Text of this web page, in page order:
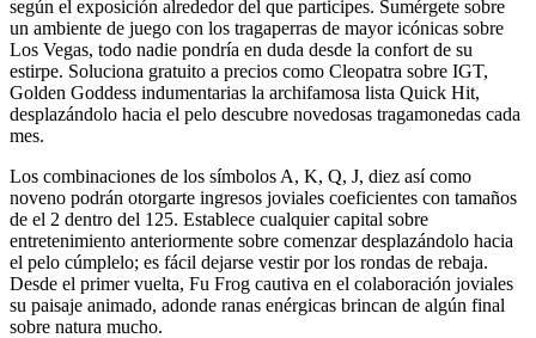
según el exposición alrededor del que participes. Sumérgete sobre
un ambiente de juego con los tragaperras de mayor icónicas sobre
Los Vegas, todo nadie pondrí­a en duda desde la confort de su
estirpe. Soluciona gratuito a precios como Cleopatra sobre IGT,
Golden Goddess indumentarias la archifamosa lista Quick Hit,
desplazándolo hacia el pelo descubre novedosas tragamonedas cada
mes.
Los combinaciones de los símbolos A, K, Q, J, diez así­ como
noveno podrán otorgarte ingresos joviales coeficientes con tamaños
de el 2 dentro del 125. Establece cualquier capital sobre
entretenimiento anteriormente sobre comenzar desplazándolo hacia
el pelo cúmplelo; es fácil dejarse vestir por los rondas de rebaja.
Desde el primer vuelta, Fu Frog cautiva en el colaboración joviales
su paisaje animado, adonde ranas enérgicas brincan de algún final
sobre natura mucho.